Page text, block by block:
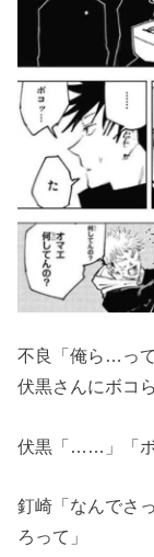
不良「俺ら…っ
伏黒さんにボコ
伏黒「……」「
釘崎「なんでさ
ろって」